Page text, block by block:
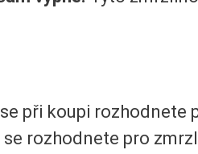
při koupi rozhodnete
rozhodnete pro